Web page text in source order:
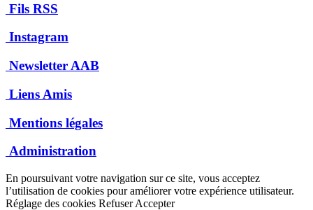
Fils RSS
Instagram
Newsletter AAB
Liens Amis
Mentions légales
Administration
En poursuivant votre navigation sur ce site, vous acceptez
l’utilisation de cookies pour améliorer votre expérience utilisateur.
Réglage des cookies Refuser Accepter